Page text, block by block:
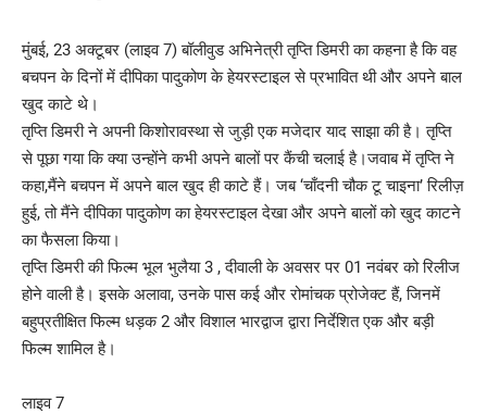
मुंबई, 23 अक्टूबर (लाइव 7) बॉलीवुड अभिनेत्री तृप्ति डिमरी का कहना है कि वह
बचपन के दिनों में दीपिका पादुकोण के हेयरस्टाइल से प्रभावित थी और अपने बाल
खुद काटे थे।
तृप्ति डिमरी ने अपनी किशोरावस्था से जुड़ी एक मजेदार याद साझा की है। तृप्ति
से पूछा गया कि क्या उन्होंने कभी अपने बालों पर कैंची चलाई है।जवाब में तृप्ति ने
कहा,मैंने बचपन में अपने बाल खुद ही काटे हैं। जब ‘चाँदनी चौक टू चाइना’ रिलीज़
हुई, तो मैंने दीपिका पादुकोण का हेयरस्टाइल देखा और अपने बालों को खुद काटने
का फैसला किया।
तृप्ति डिमरी की फिल्म भूल भुलैया 3 , दीवाली के अवसर पर 01 नवंबर को रिलीज
होने वाली है। इसके अलावा, उनके पास कई और रोमांचक प्रोजेक्ट हैं, जिनमें
बहुप्रतीक्षित फिल्म धड़क 2 और विशाल भारद्वाज द्वारा निर्देशित एक और बड़ी
फिल्म शामिल है।
लाइव 7